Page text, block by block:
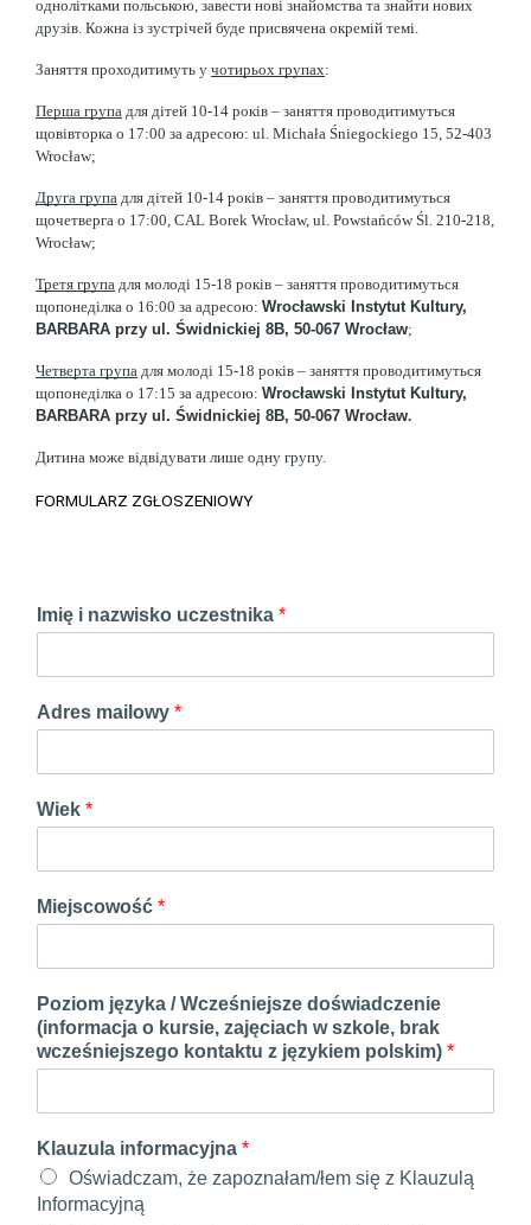
однолітками польською, завести нові знайомства та знайти нових
друзів. Кожна із зустрічей буде присвячена окремій темі.
Заняття проходитимуть у чотирьох групах:
Перша група для дітей 10-14 років – заняття проводитимуться
щовівторка о 17:00 за адресою: ul. Michała Śniegockiego 15, 52-403
Wrocław;
Друга група для дітей 10-14 років – заняття проводитимуться
щочетверга о 17:00, CAL Borek Wrocław, ul. Powstańców Śl. 210-218,
Wrocław;
Третя група для молоді 15-18 років – заняття проводитимуться
щопонеділка о 16:00 за адресою: Wrocławski Instytut Kultury,
BARBARA przy ul. Świdnickiej 8B, 50-067 Wrocław;
Четверта група для молоді 15-18 років – заняття проводитимуться
щопонеділка о 17:15 за адресою: Wrocławski Instytut Kultury,
BARBARA przy ul. Świdnickiej 8B, 50-067 Wrocław.
Дитина може відвідувати лише одну групу.
FORMULARZ ZGŁOSZENIOWY
Imię i nazwisko uczestnika *
Adres mailowy *
Wiek *
Miejscowość *
Poziom języka / Wcześniejsze doświadczenie
(informacja o kursie, zajęciach w szkole, brak
wcześniejszego kontaktu z językiem polskim) *
Klauzula informacyjna *
Oświadczam, że zapoznałam/łem się z Klauzulą
Informacyjną